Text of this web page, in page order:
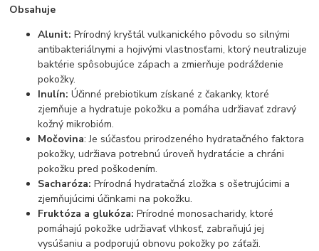
Obsahuje
Alunit: Prírodný kryštál vulkanického pôvodu so silnými
antibakteriálnymi a hojivými vlastnosťami, ktorý neutralizuje
baktérie spôsobujúce zápach a zmierňuje podráždenie
pokožky.
Inulín: Účinné prebiotikum získané z čakanky, ktoré
zjemňuje a hydratuje pokožku a pomáha udržiavať zdravý
kožný mikrobióm.
Močovina: Je súčasťou prirodzeného hydratačného faktora
pokožky, udržiava potrebnú úroveň hydratácie a chráni
pokožku pred poškodením.
Sacharóza: Prírodná hydratačná zložka s ošetrujúcimi a
zjemňujúcimi účinkami na pokožku.
Fruktóza a glukóza: Prírodné monosacharidy, ktoré
pomáhajú pokožke udržiavať vlhkosť, zabraňujú jej
vysúšaniu a podporujú obnovu pokožky po záťaži.